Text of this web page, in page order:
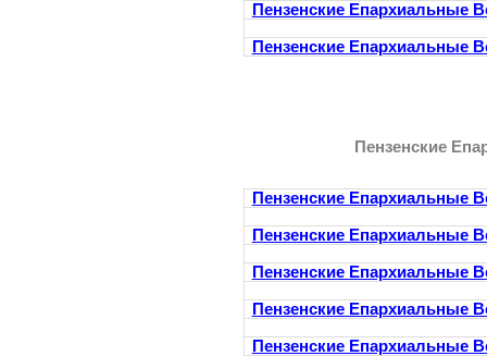
Пензенские Епархиальные
Пензенские Епархиальные
Пензенские
Пензенские Епархиальные
Пензенские Епархиальные
Пензенские Епархиальные
Пензенские Епархиальные
Пензенские Епархиальные